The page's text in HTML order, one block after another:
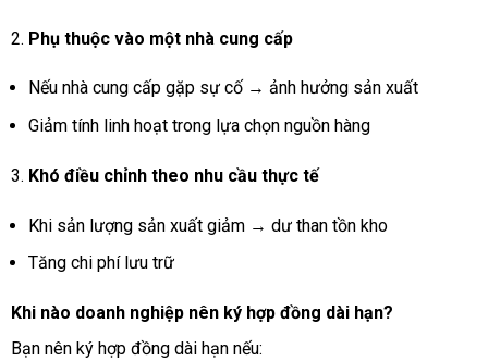
Phụ thuộc vào một nhà cung cấp
Nếu nhà cung cấp gặp sự cố → ảnh hưởng sản xuất
Giảm tính linh hoạt trong lựa chọn nguồn hàng
Khó điều chỉnh theo nhu cầu thực tế
Khi sản lượng sản xuất giảm → dư than tồn kho
Tăng chi phí lưu trữ
Khi nào doanh nghiệp nên ký hợp đồng dài hạn?
Bạn nên ký hợp đồng dài hạn nếu: